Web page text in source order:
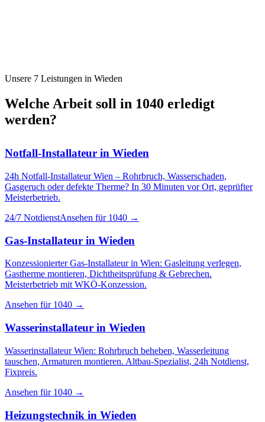
Unsere 7 Leistungen in Wieden
Welche Arbeit soll in 1040 erledigt
werden?
Notfall-Installateur in Wieden
24h Notfall-Installateur Wien – Rohrbruch, Wasserschaden,
Gasgeruch oder defekte Therme? In 30 Minuten vor Ort, geprüfter
Meisterbetrieb.
24/7 NotdienstAnsehen für 1040 →
Gas-Installateur in Wieden
Konzessionierter Gas-Installateur in Wien: Gasleitung verlegen,
Gastherme montieren, Dichtheitsprüfung & Gebrechen.
Meisterbetrieb mit WKÖ-Konzession.
Ansehen für 1040 →
Wasserinstallateur in Wieden
Wasserinstallateur Wien: Rohrbruch beheben, Wasserleitung
tauschen, Armaturen montieren. Altbau-Spezialist, 24h Notdienst,
Fixpreis.
Ansehen für 1040 →
Heizungstechnik in Wieden